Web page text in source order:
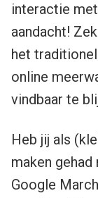
interactie
aandacht!
het
online
vindbaar te
Heb jij als
maken
Google